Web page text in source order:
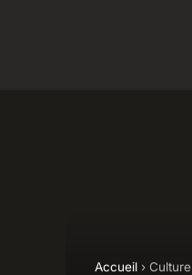
Accueil › Culture